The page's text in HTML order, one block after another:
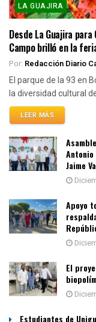
LA GUAJIRA
Desde La Guajira
Campo brilló en la
Por: Redacción Diario
El parque de la 93 en
la diversidad cultural
LEER MÁS
Antonio
Jaime
Apoyo
El
Estudiantes de